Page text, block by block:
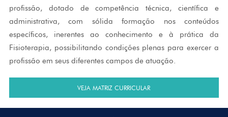
profissão, dotado de competência técnica, científica e
administrativa, com sólida formação nos conteúdos
específicos, inerentes ao conhecimento e à prática da
Fisioterapia, possibilitando condições plenas para exercer a
profissão em seus diferentes campos de atuação.
VEJA MATRIZ CURRICULAR